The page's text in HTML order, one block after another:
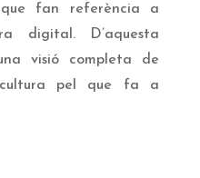
fan referència a
digital. D’aquesta
visió completa de
cultura pel que fa a